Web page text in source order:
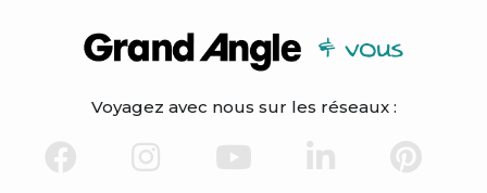
Voyagez avec nous sur les réseaux :